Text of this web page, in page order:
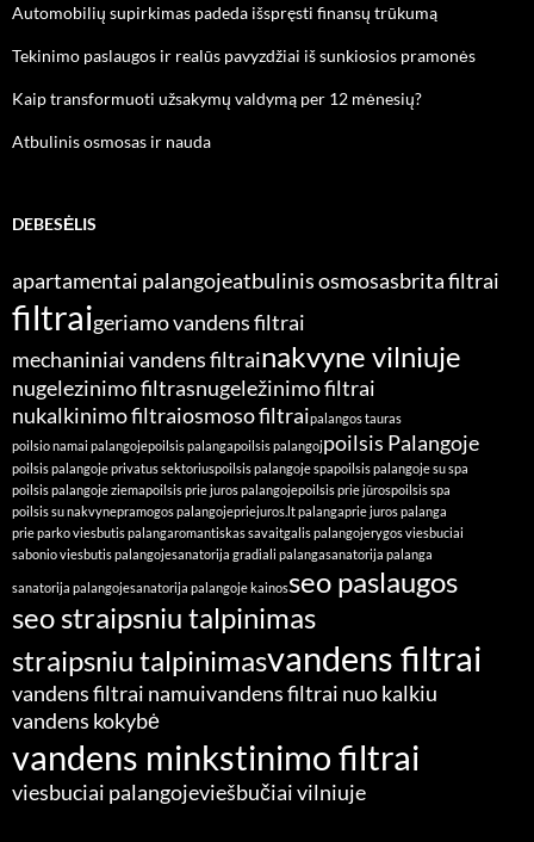
Automobilių supirkimas padeda išspręsti finansų trūkumą
Tekinimo paslaugos ir realūs pavyzdžiai iš sunkiosios pramonės
Kaip transformuoti užsakymų valdymą per 12 mėnesių?
Atbulinis osmosas ir nauda
DEBESĖLIS
apartamentai palangojeatbulinis osmosasbrita filtrai
filtraigeriamo vandens filtrai
mechaniniai vandens filtrainakvyne vilniuje
nugelezinimo filtrasnugeležinimo filtrai
nukalkinimo filtraiosmoso filtraipalangos tauras
poilsio namai palangojepoilsis palangapoilsis palangojpoilsis Palangoje
poilsis palangoje privatus sektoriuspoilsis palangoje spapoilsis palangoje su spa
poilsis palangoje ziemapoilsis prie juros palangojepoilsis prie jūrospoilsis spa
poilsis su nakvynepramogos palangojepriejuros.lt palangaprie juros palanga
prie parko viesbutis palangaromantiskas savaitgalis palangojerygos viesbuciai
sabonio viesbutis palangojesanatorija gradiali palangasanatorija palanga
sanatorija palangojesanatorija palangoje kainosseo paslaugos
seo straipsniu talpinimas
straipsniu talpinimasvandens filtrai
vandens filtrai namuivandens filtrai nuo kalkiu
vandens kokybė
vandens minkstinimo filtrai
viesbuciai palangojeviešbučiai vilniuje